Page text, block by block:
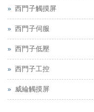
西門子觸摸屏
西門子伺服
西門子低壓
西門子工控
威綸觸摸屏